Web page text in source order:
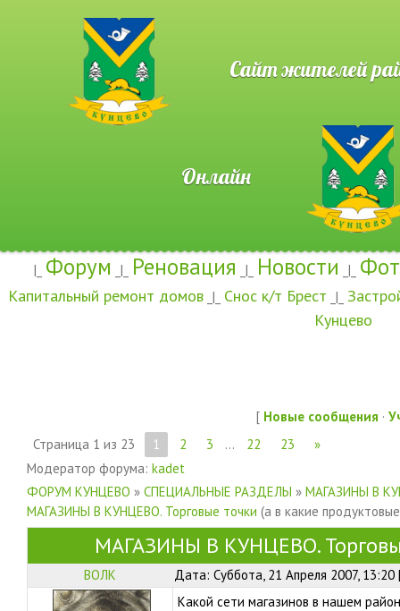
Сайт жителей
Онлайн
|_ Форум _|_ Реновация _|_ Новости _|_
Капитальный ремонт домов _|_ Снос к/т Брест _|_
Кунцево
[ Новые сообщения ·
Страница 1 из 23 1 2 3 … 22 23
»
Модератор форума: kadet
ФОРУМ КУНЦЕВО » СПЕЦИАЛЬНЫЕ РАЗДЕЛЫ » МАГАЗИНЫ В
МАГАЗИНЫ В КУНЦЕВО. Торговые точки (а в какие
МАГАЗИНЫ В КУНЦЕВО.
ВОЛК Дата: Суббота, 21 Апреля 2007,
Какой сети магазинов в нашем